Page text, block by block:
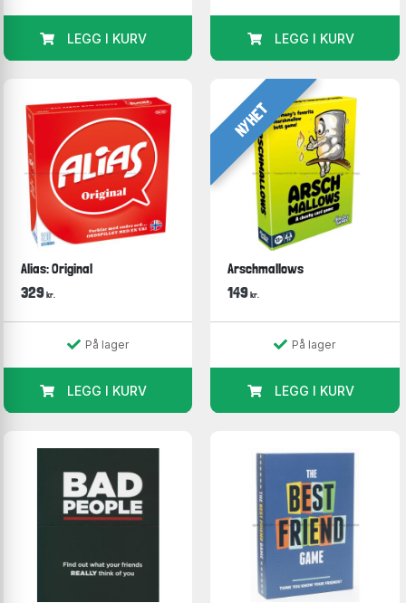
LEGG I KURV LEGG I KURV
Alias: Original
329 kr.
På lager
LEGG I KURV
NYHET
Arschmallows
149kr.
På lager
LEGG I KURV